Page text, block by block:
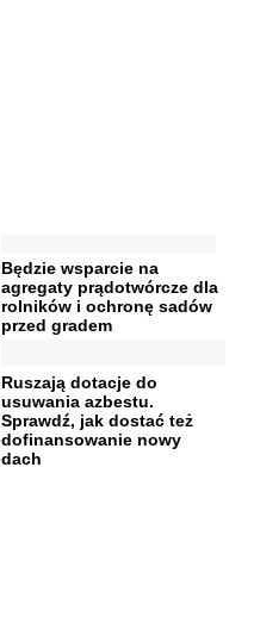
Będzie wsparcie na
agregaty prądotwórcze dla
rolników i ochronę sadów
przed gradem
Ruszają dotacje do
usuwania azbestu.
Sprawdź, jak dostać też
dofinansowanie nowy
dach